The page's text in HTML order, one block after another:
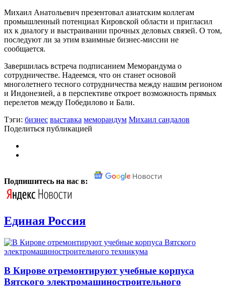
Михаил Анатольевич презентовал азиатским коллегам
промышленный потенциал Кировской области и пригласил
их к диалогу и выстраивании прочных деловых связей. О том,
последуют ли за этим взаимные бизнес-миссии не
сообщается.
Завершилась встреча подписанием Меморандума о
сотрудничестве. Надеемся, что он станет основой
многолетнего тесного сотрудничества между нашим регионом
и Индонезией, а в перспективе откроет возможность прямых
перелетов между Победилово и Бали.
Тэги: бизнес выставка меморандум Михаил сандалов
Поделиться публикацией
Подпишитесь на нас в:
Единая Россия
В Кирове отремонтируют учебные корпуса
Вятского электромашиностроительного